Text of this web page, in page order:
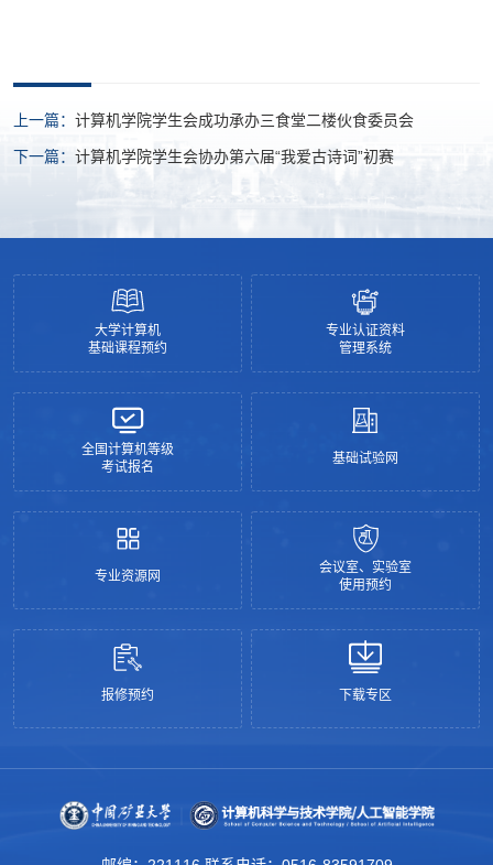
上一篇： 计算机学院学生会成功承办三食堂二楼伙食委员会
下一篇： 计算机学院学生会协办第六届“我爱古诗词”初赛
大学计算机
基础课程预约
专业认证资料
管理系统
全国计算机等级
考试报名
基础试验网
专业资源网
会议室、实验室
使用预约
报修预约 下载专区